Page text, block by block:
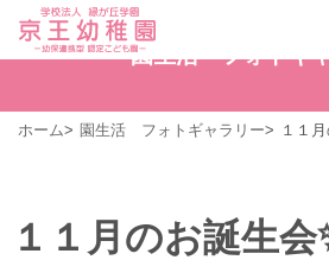
園生活 フォトギ
ホーム 園生活 フォトギャラリー １１
１１月のお誕生会